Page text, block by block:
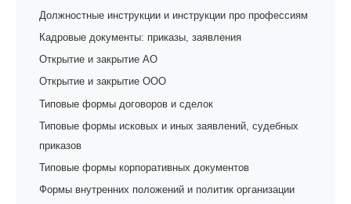
Должностные инструкции и инструкции про профессиям
Кадровые документы: приказы, заявления
Открытие и закрытие АО
Открытие и закрытие ООО
Типовые формы договоров и сделок
Типовые формы исковых и иных заявлений, судебных
приказов
Типовые формы корпоративных документов
Формы внутренних положений и политик организации